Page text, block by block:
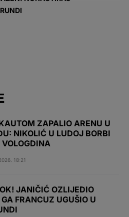
ZAPALIO ARENU U
NIKOLIĆ U LUDOJ BORBI
18:21
JANIČIĆ OZLIJEDIO
FRANCUZ UGUŠIO U